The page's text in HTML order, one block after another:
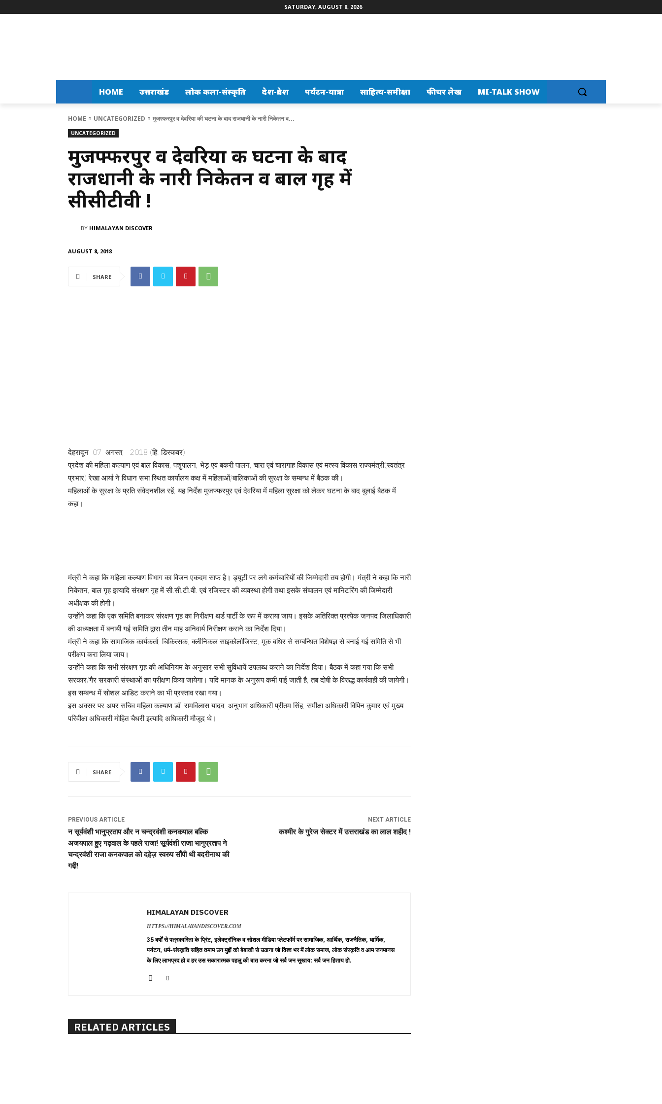
SATURDAY, AUGUST 8, 2026
HOME उत्तराखंड लोक कला-संस्कृति देश-प्रदेश पर्यटन-यात्रा साहित्य-समीक्षा फीचर लेख MI-TALK SHOW
HOME UNCATEGORIZED मुजफ्फरपुर व देवरिया की घटना के बाद राजधानी के नारी निकेतन व...
UNCATEGORIZED
मुजफ्फरपुर व देवरिया की घटना के बाद
राजधानी के नारी निकेतन व बाल गृह में
सीसीटीवी !
BY HIMALAYAN DISCOVER
AUGUST 8, 2018
SHARE
देहरादून 07 अगस्त, 2018 (हि. डिस्कवर)
प्रदेश की महिला कल्याण एवं बाल विकास, पशुपालन, भेड़ एवं बकरी पालन, चारा एवं चारागाह विकास एवं मत्स्य विकास राज्यमंत्री(स्वतंत्र
प्रभार) रेखा आर्या ने विधान सभा स्थित कार्यालय कक्ष में महिलाओं/बालिकाओं की सुरक्षा के सम्बन्ध में बैठक की।
महिलाओं के सुरक्षा के प्रति संवेदनशील रहें, यह निर्देश मुजफ्फरपुर एवं देवरिया में महिला सुरक्षा को लेकर घटना के बाद बुलाई बैठक में
कहा।
मंत्री ने कहा कि महिला कल्याण विभाग का विजन एकदम साफ है। ड्यूटी पर लगे कर्मचारियों की जिम्मेदारी तय होगी। मंत्री ने कहा कि नारी
निकेतन, बाल गृह इत्यादि संरक्षण गृह में सी.सी.टी.वी. एवं रजिस्टर की व्यवस्था होगी तथा इसके संचालन एवं मानिटरिंग की जिम्मेदारी
अधीक्षक की होगी।
उन्होंने कहा कि एक समिति बनाकर संरक्षण गृह का निरीक्षण थर्ड पार्टी के रूप में कराया जाय। इसके अतिरिक्त प्रत्येक जनपद जिलाधिकारी
की अध्यक्षता में बनायी गई समिति द्वारा तीन माह अनिवार्य निरीक्षण कराने का निर्देश दिया।
मंत्री ने कहा कि सामाजिक कार्यकर्ता, चिकित्सक, क्लीनिकल साइकोलाॅजिस्ट, मूक बधिर से सम्बन्धित विशेषज्ञ से बनाई गई समिति से भी
परीक्षण करा लिया जाय।
उन्होंने कहा कि सभी संरक्षण गृह की अधिनियम के अनुसार सभी सुविधायें उपलब्ध कराने का निर्देश दिया। बैठक में कहा गया कि सभी
सरकार/गैर सरकारी संस्थाओं का परीक्षण किया जायेगा। यदि मानक के अनुरूप कमी पाई जाती है, तब दोषी के विरूद्ध कार्यवाही की जायेगी।
इस सम्बन्ध में सोशल आडिट कराने का भी प्रस्ताव रखा गया।
इस अवसर पर अपर सचिव महिला कल्याण डाॅ. रामविलास यादव, अनुभाग अधिकारी प्रीतम सिंह, समीक्षा अधिकारी विपिन कुमार एवं मुख्य
परिवीक्षा अधिकारी मोहित चैधरी इत्यादि अधिकारी मौजूद थे।
SHARE
PREVIOUS ARTICLE
न सूर्यवंशी भानुप्रताप और न चन्द्रवंशी कनकपाल बल्कि
अजयपाल हुए गढ़वाल के पहले राजा! सूर्यवंशी राजा भानुप्रताप ने
चन्द्रवंशी राजा कनकपाल को दहेज़ स्वरुप सौंपी थी बदरीनाथ की
गद्दी!
NEXT ARTICLE
कश्मीर के गुरेज सेक्टर में उत्तराखंड का लाल शहीद !
HIMALAYAN DISCOVER
HTTPS://HIMALAYANDISCOVER.COM
35 बर्षों से पत्रकारिता के प्रिंट, इलेक्ट्रॉनिक व सोशल मीडिया प्लेटफॉर्म पर सामाजिक, आर्थिक, राजनैतिक, धार्मिक,
पर्यटन, धर्म-संस्कृति सहित तमाम उन मुद्दों को बेबाकी से उठाना जो विश्व भर में लोक समाज, लोक संस्कृति व आम जनमानस
के लिए लाभप्रद हो व हर उस सकारात्मक पहलु की बात करना जो सर्व जन सुखाय: सर्व जन हिताय हो.
RELATED ARTICLES